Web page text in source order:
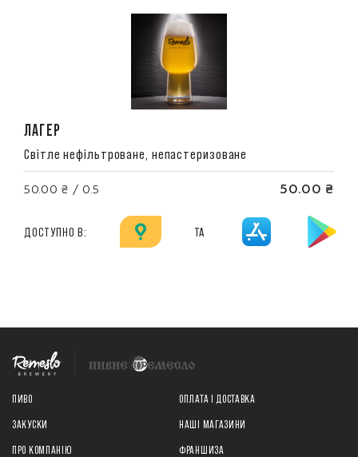
ЛАГЕР
Світле нефільтроване, непастеризоване
50.00 ₴ / 0.5 50.00 ₴
ДОСТУПНО В: ТА
ПИВО
ЗАКУСКИ
ПРО КОМПАНІЮ
ОПЛАТА І ДОСТАВКА
НАШІ МАГАЗИНИ
ФРАНШИЗА